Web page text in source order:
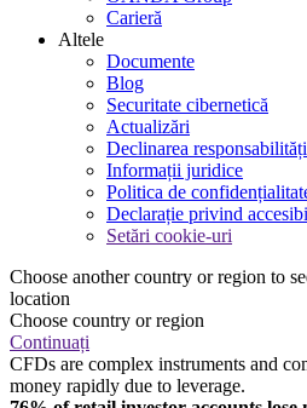
Carieră
Altele
Documente
Blog
Securitate cibernetică
Actualizări
Declinarea
Informații juridice
Politica de
Declarație privind
Setări cookie-uri
Choose another country or region to
location
Choose country or region
Continuați
CFDs are complex instruments and
money rapidly due to leverage.